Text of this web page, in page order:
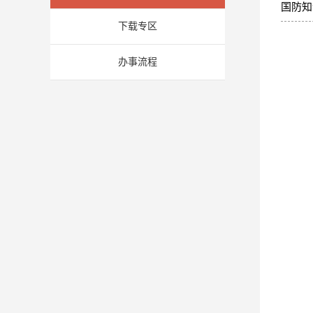
下载专区
办事流程
国防